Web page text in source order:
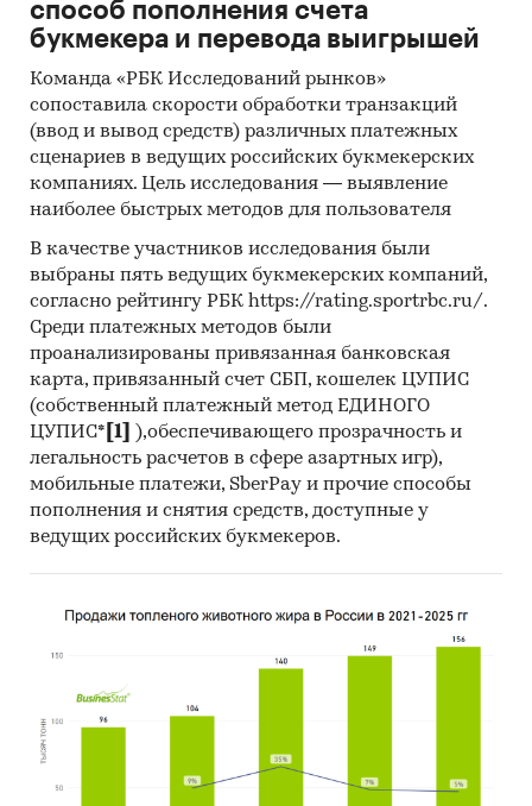
`АВИАКОМПАНИЯ `ЮТЭЙР`, ООО `КВАЗАР`, ООО
`ТРЕКМАРК`, ИП ЛАВРИЩЕВ Е.А., ИП ГЕОРГИ
МАМАСАХЛИСИ
Выдержки из исследования:
- Сальдо торгового баланса было
отрицательное и составляло 38,5 тыс.шт.
- Главными игроками среди российских
производителей являются ООО КОНЦЕРН
`ИНМАШ`, АО `ТЕХНИКС`, ООО `ИНЖИС`.
- Лидером по импортным поставкам в 2024 г.
является Китай (более 76%), ведущий
поставщик ШВП и РВП - APEX AEROSPACE CO.,
LTD
- В импорте наибольшую долю занимает
сегмент low-priced с долей 67,1%, основные
поставки сегмента из стран: Китай, Франция,
Италия. Сегмент high-priced представлен долей
в 17,1% преимущественно из стран: Германия,
Китай, Беларусь.
- Большую часть продукции российских
экспортеров покупает Беларусь (более 89%),
TECHNIQUES LTD
Данные игроков ВЭД:
Также в исследовании представлена
информация об участниках ВЭД с объемами
поставок:
способ пополнения счета
букмекера и перевода выигрышей
Команда «РБК Исследований рынков»
сопоставила скорости обработки транзакций
(ввод и вывод средств) различных платежных
сценариев в ведущих российских букмекерских
компаниях. Цель исследования — выявление
наиболее быстрых методов для пользователя
В качестве участников исследования были
выбраны пять ведущих букмекерских компаний,
согласно рейтингу РБК https://rating.sportrbc.ru/.
Среди платежных методов были
проанализированы привязанная банковская
карта, привязанный счет СБП, кошелек ЦУПИС
(собственный платежный метод ЕДИНОГО
ЦУПИС* [1]
),обеспечивающего прозрачность и
легальность расчетов в сфере азартных игр),
мобильные платежи, SberPay и прочие способы
пополнения и снятия средств, доступные у
ведущих российских букмекеров.